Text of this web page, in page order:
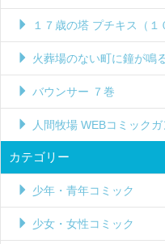
１７歳の塔 プチキス（１
火葬場のない町に鐘が鳴
バウンサー ７巻
人間牧場 WEBコミック
カテゴリー
少年・青年コミック
少女・女性コミック